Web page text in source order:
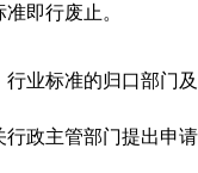
即行废止。
业标准的归口部门及
政主管部门提出申请